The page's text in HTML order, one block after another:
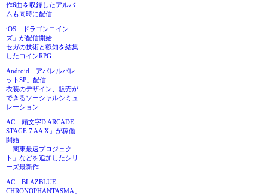
作6曲を収録したアルバ
ムも同時に配信
iOS「ドラゴンコイン
ズ」が配信開始
セガの技術と叡知を結集
したコインRPG
Android「アパレルパレ
ットSP」配信
衣装のデザイン、販売が
できるソーシャルシミュ
レーション
AC「頭文字D ARCADE
STAGE 7 AA X」が稼働
開始
「関東最速プロジェク
ト」などを追加したシリ
ーズ最新作
AC「BLAZBLUE
CHRONOPHANTASMA」